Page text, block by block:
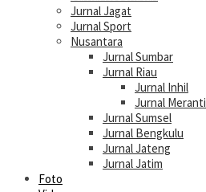
Jurnal Jagat
Jurnal Sport
Nusantara
Jurnal Sumbar
Jurnal Riau
Jurnal Inhil
Jurnal Meranti
Jurnal Sumsel
Jurnal Bengkulu
Jurnal Jateng
Jurnal Jatim
Foto